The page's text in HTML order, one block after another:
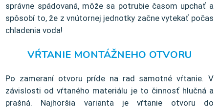
správne spádovaná, môže sa potrubie časom upchať a
spôsobí to, že z vnútornej jednotky začne vytekať počas
chladenia voda!
VŔTANIE MONTÁŽNEHO OTVORU
Po zameraní otvoru príde na rad samotné vŕtanie. V
závislosti od vŕtaného materiálu je to činnosť hlučná a
prašná. Najhoršia varianta je vŕtanie otvoru do